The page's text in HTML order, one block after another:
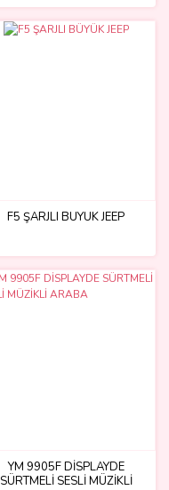
F5 ŞARJLI BÜYÜK JEEP
YM 9905F DİSPLAYDE
SÜRTMELİ SESLİ MÜZİKLİ